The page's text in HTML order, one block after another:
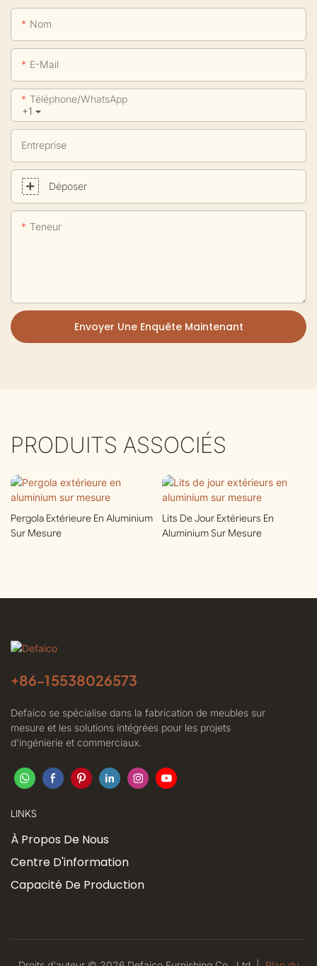
Nom
E-Mail
+1
Téléphone/WhatsApp
Entreprise
Déposer
Teneur
Envoyer Une Enquête Maintenant
PRODUITS ASSOCIÉS
Pergola Extérieure En Aluminium
Sur Mesure
Lits De Jour Extérieurs En
Aluminium Sur Mesure
+86-15538026573
Defaico se spécialise dans la fabrication de meubles sur
mesure et les solutions intégrées pour les projets
d'ingénierie et commerciaux.
LINKS
À Propos De Nous
Centre D'information
Capacité De Production